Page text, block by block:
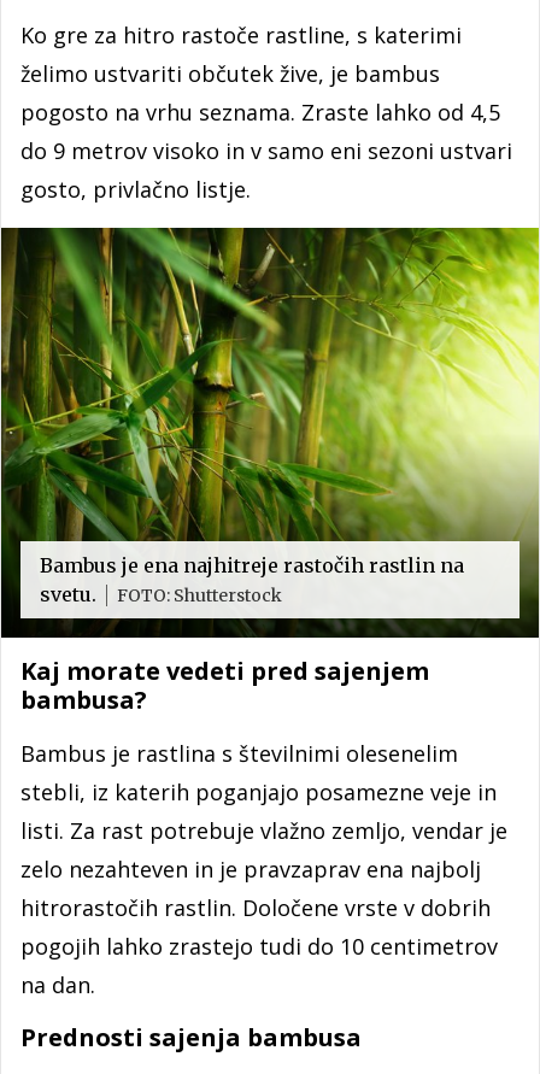
Ko gre za hitro rastoče rastline, s katerimi
želimo ustvariti občutek žive, je bambus
pogosto na vrhu seznama. Zraste lahko od 4,5
do 9 metrov visoko in v samo eni sezoni ustvari
gosto, privlačno listje.
Bambus je ena najhitreje rastočih rastlin na
svetu.
FOTO: Shutterstock
Kaj morate vedeti pred sajenjem
bambusa?
Bambus je rastlina s številnimi olesenelim
stebli, iz katerih poganjajo posamezne veje in
listi. Za rast potrebuje vlažno zemljo, vendar je
zelo nezahteven in je pravzaprav ena najbolj
hitrorastočih rastlin. Določene vrste v dobrih
pogojih lahko zrastejo tudi do 10 centimetrov
na dan.
Prednosti sajenja bambusa